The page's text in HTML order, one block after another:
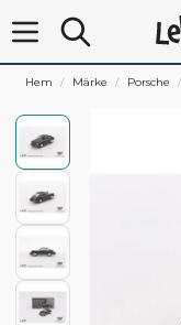
Hem Märke Porsche